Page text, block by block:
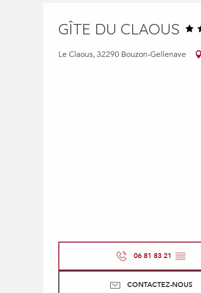
GÎTE DU CLAOUS
Le Claous, 32290 Bouzon-Gellenave
06 81 83 21 ▒▒
CONTACTEZ-NOUS